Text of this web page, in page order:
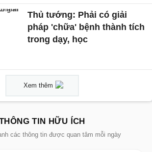
Thủ tướng: Phải có giải
pháp 'chữa' bệnh thành tích
trong dạy, học
Xem thêm
TIN HỮU ÍCH
các thông tin được quan tâm mỗi ngày